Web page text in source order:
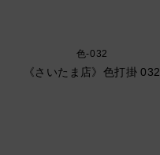
色-032
《さいたま店》色打掛 032